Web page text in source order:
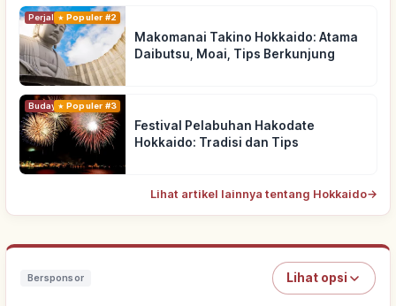
PerjalananPopuler #2
Makomanai Takino Hokkaido: Atama
Daibutsu, Moai, Tips Berkunjung
Budaya Tradisional
Populer #3
Festival Pelabuhan Hakodate
Hokkaido: Tradisi dan Tips
Lihat artikel lainnya tentang Hokkaido→
Bersponsor Lihat opsi